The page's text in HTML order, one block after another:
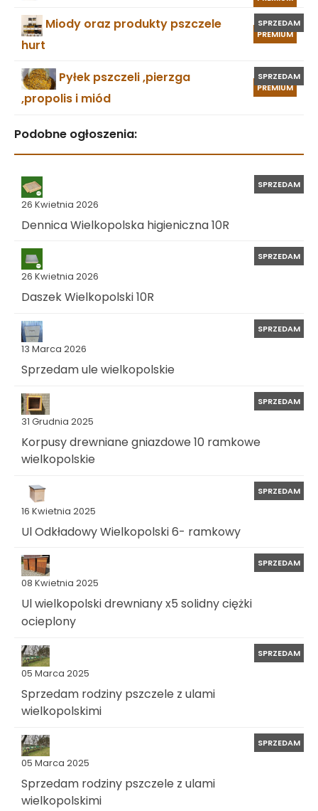
PREMIUM
SPRZEDAM
Miody oraz produkty pszczele
hurt
PREMIUM
SPRZEDAM
Pyłek pszczeli ,pierzga
,propolis i miód
Podobne ogłoszenia:
26 Kwietnia 2026
SPRZEDAM
Dennica Wielkopolska higieniczna 10R
26 Kwietnia 2026
SPRZEDAM
Daszek Wielkopolski 10R
13 Marca 2026
SPRZEDAM
Sprzedam ule wielkopolskie
31 Grudnia 2025
SPRZEDAM
Korpusy drewniane gniazdowe 10 ramkowe
wielkopolskie
16 Kwietnia 2025
SPRZEDAM
Ul Odkładowy Wielkopolski 6- ramkowy
08 Kwietnia 2025
SPRZEDAM
Ul wielkopolski drewniany x5 solidny ciężki
ocieplony
05 Marca 2025
SPRZEDAM
Sprzedam rodziny pszczele z ulami
wielkopolskimi
05 Marca 2025
SPRZEDAM
Sprzedam rodziny pszczele z ulami
wielkopolskimi